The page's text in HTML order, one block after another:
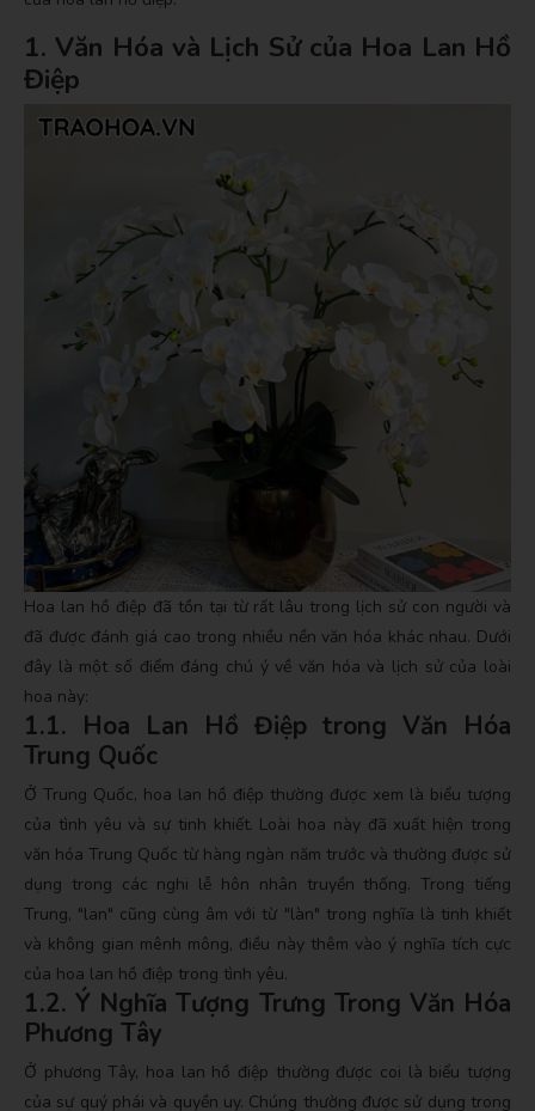
1. Văn Hóa và Lịch Sử của Hoa Lan Hồ
Điệp
Hoa lan hồ điệp đã tồn tại từ rất lâu trong lịch sử con người và
đã được đánh giá cao trong nhiều nền văn hóa khác nhau. Dưới
đây là một số điểm đáng chú ý về văn hóa và lịch sử của loài
hoa này:
1.1. Hoa Lan Hồ Điệp trong Văn Hóa
Trung Quốc
Ở Trung Quốc, hoa lan hồ điệp thường được xem là biểu tượng
của tình yêu và sự tinh khiết. Loài hoa này đã xuất hiện trong
văn hóa Trung Quốc từ hàng ngàn năm trước và thường được sử
dụng trong các nghi lễ hôn nhân truyền thống. Trong tiếng
Trung, "lan" cũng cùng âm với từ "làn" trong nghĩa là tinh khiết
và không gian mênh mông, điều này thêm vào ý nghĩa tích cực
của hoa lan hồ điệp trong tình yêu.
1.2. Ý Nghĩa Tượng Trưng Trong Văn Hóa
Phương Tây
Ở phương Tây, hoa lan hồ điệp thường được coi là biểu tượng
của sự quý phái và quyền uy. Chúng thường được sử dụng trong